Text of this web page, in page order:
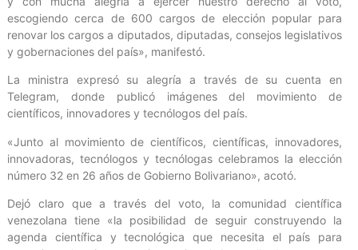
escogiendo cerca de 600 cargos de elección popular para
renovar los cargos a diputados, diputadas, consejos legislativos
y gobernaciones del país», manifestó.
La ministra expresó su alegría a través de su cuenta en
Telegram, donde publicó imágenes del movimiento de
científicos, innovadores y tecnólogos del país.
«Junto al movimiento de científicos, científicas, innovadores,
innovadoras, tecnólogos y tecnólogas celebramos la elección
número 32 en 26 años de Gobierno Bolivariano», acotó.
Dejó claro que a través del voto, la comunidad científica
venezolana tiene «la posibilidad de seguir construyendo la
agenda científica y tecnológica que necesita el país para